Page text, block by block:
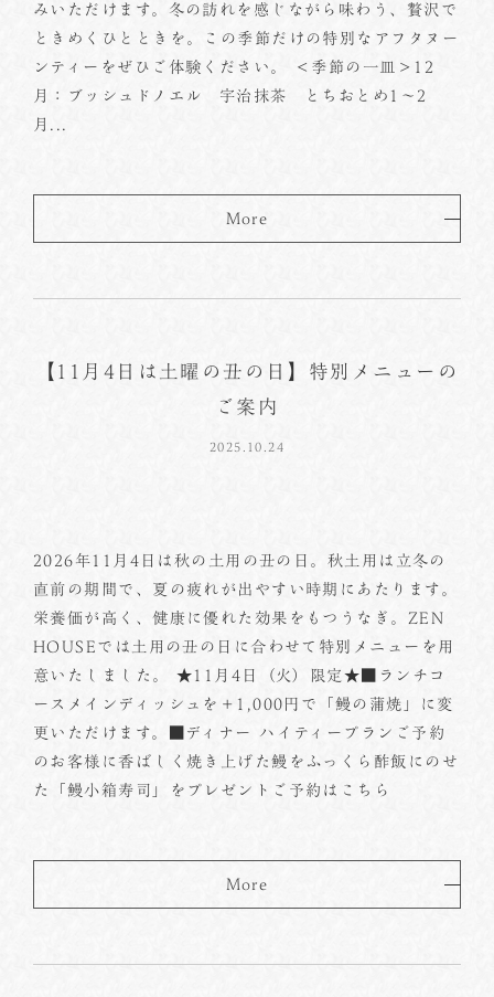
みいただけます。冬の訪れを感じながら味わう、贅沢で
ときめくひとときを。この季節だけの特別なアフタヌー
ンティーをぜひご体験ください。 ＜季節の一皿＞12
月：ブッシュドノエル 宇治抹茶 とちおとめ1～2
月...
More
【11月4日は土曜の丑の日】特別メニューの
ご案内
2025.10.24
2026年11月4日は秋の土用の丑の日。秋土用は立冬の
直前の期間で、夏の疲れが出やすい時期にあたります。
栄養価が高く、健康に優れた効果をもつうなぎ。ZEN
HOUSEでは土用の丑の日に合わせて特別メニューを用
意いたしました。 ★11月4日（火）限定★■ランチコ
ースメインディッシュを＋1,000円で「鰻の蒲焼」に変
更いただけます。■ディナー ハイティープランご予約
のお客様に香ばしく焼き上げた鰻をふっくら酢飯にのせ
た「鰻小箱寿司」をプレゼントご予約はこちら
More